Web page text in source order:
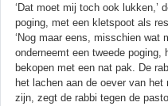
‘Dat moet mij toch ook lukken,’
poging, met een kletspoot als
‘Nog maar eens, misschien wat
onderneemt een tweede
bekopen met een nat pak. De
het lachen aan de oever van
zijn, zegt de rabbi tegen de